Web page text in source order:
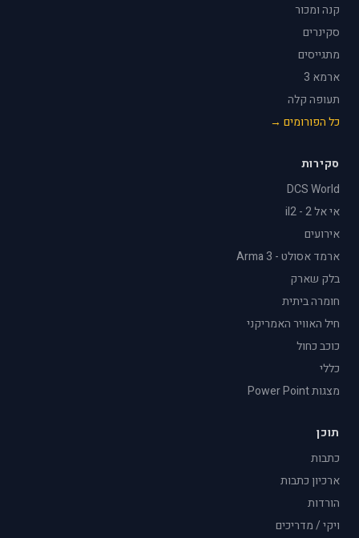
קנה ומכור
סקינרים
מתגייסים
ארמא 3
תעופה קלה
כל הפורומים →
סקירות
DCS World
אי אל 2 - il2
אירועים
ארמד אסולט - Arma 3
בלק שארק
חומרה ביתית
חיל האוויר האמריקני
כוכב כחול
כללי
מצגות Power Point
תוכן
כתבות
ארכיון כתבות
הורדות
ויקי / מדריכים